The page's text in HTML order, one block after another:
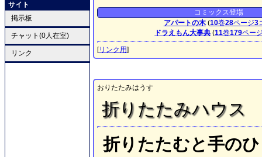
サイト
掲示板
チャット(0人在室)
リンク
コミックス登場
アパートの木(10巻28ページ3
ドラえもん大事典 (11巻179ペー
[リンク用]
おりたたみはうす
折りたたみハウス
折りたたむと手の